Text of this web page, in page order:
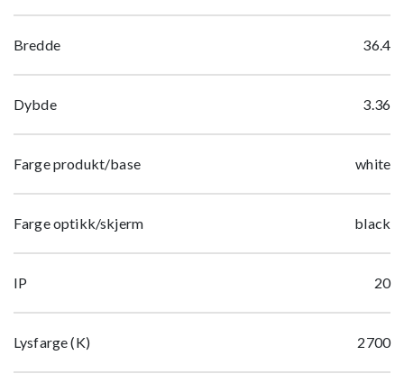
Bredde 36.4
Dybde 3.36
Farge produkt/base white
Farge optikk/skjerm black
IP 20
Lysfarge (K) 2700